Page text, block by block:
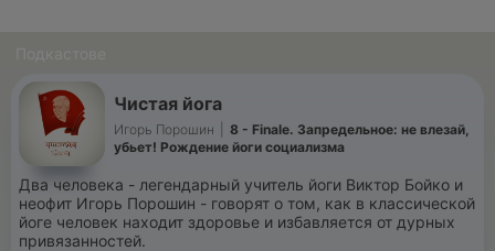
Чистая йога
Игорь Порошин
8 - Finale. Запредельное: не влезай,
убьет! Рождение йоги социализма
Два человека - легендарный учитель йоги Виктор Бойко и
неофит Игорь Порошин - говорят о том, как в классической
йоге человек находит здоровье и избавляется от дурных
привязанностей.